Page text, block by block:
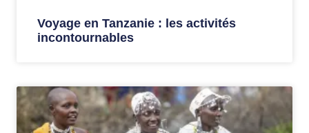
Voyage en Tanzanie : les activités
incontournables